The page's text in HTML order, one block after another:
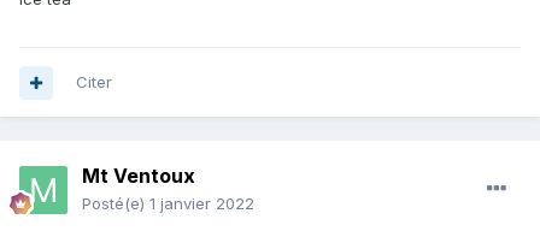
Citer
Mt Ventoux
Posté(e) 1 janvier 2022